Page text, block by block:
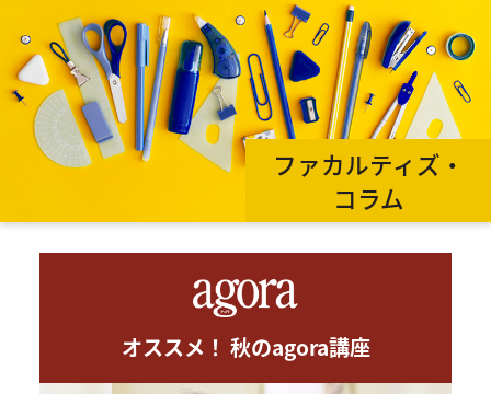
ファカルティズ・
コラム
オススメ！ 秋のagora講座